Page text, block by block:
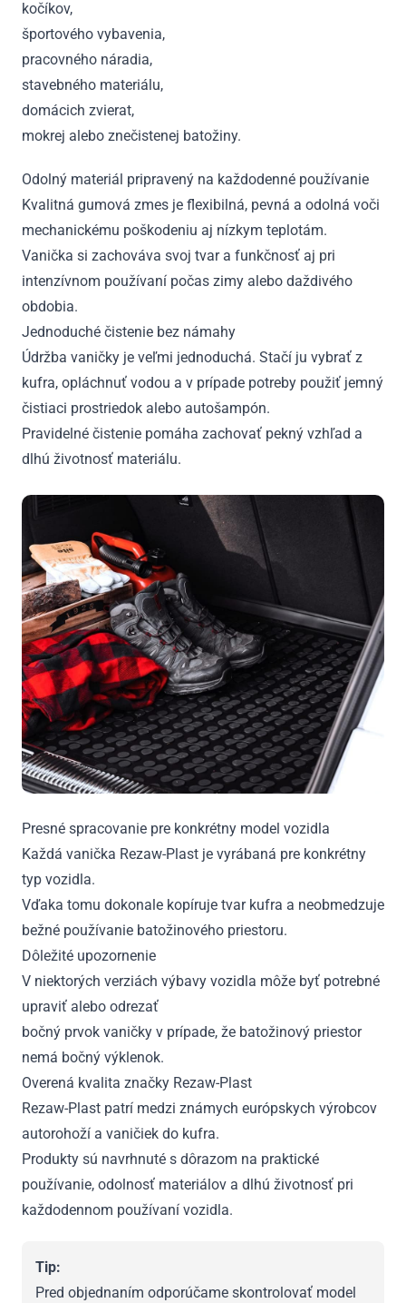
kočíkov,
športového vybavenia,
pracovného náradia,
stavebného materiálu,
domácich zvierat,
mokrej alebo znečistenej batožiny.
Odolný materiál pripravený na každodenné používanie
Kvalitná gumová zmes je flexibilná, pevná a odolná voči
mechanickému poškodeniu aj nízkym teplotám.
Vanička si zachováva svoj tvar a funkčnosť aj pri
intenzívnom používaní počas zimy alebo daždivého
obdobia.
Jednoduché čistenie bez námahy
Údržba vaničky je veľmi jednoduchá. Stačí ju vybrať z
kufra, opláchnuť vodou a v prípade potreby použiť jemný
čistiaci prostriedok alebo autošampón.
Pravidelné čistenie pomáha zachovať pekný vzhľad a
dlhú životnosť materiálu.
Presné spracovanie pre konkrétny model vozidla
Každá vanička Rezaw-Plast je vyrábaná pre konkrétny
typ vozidla.
Vďaka tomu dokonale kopíruje tvar kufra a neobmedzuje
bežné používanie batožinového priestoru.
Dôležité upozornenie
V niektorých verziách výbavy vozidla môže byť potrebné
upraviť alebo odrezať
bočný prvok vaničky v prípade, že batožinový priestor
nemá bočný výklenok.
Overená kvalita značky Rezaw-Plast
Rezaw-Plast patrí medzi známych európskych výrobcov
autorohoží a vaničiek do kufra.
Produkty sú navrhnuté s dôrazom na praktické
používanie, odolnosť materiálov a dlhú životnosť pri
každodennom používaní vozidla.
Tip:
Pred objednaním odporúčame skontrolovať model